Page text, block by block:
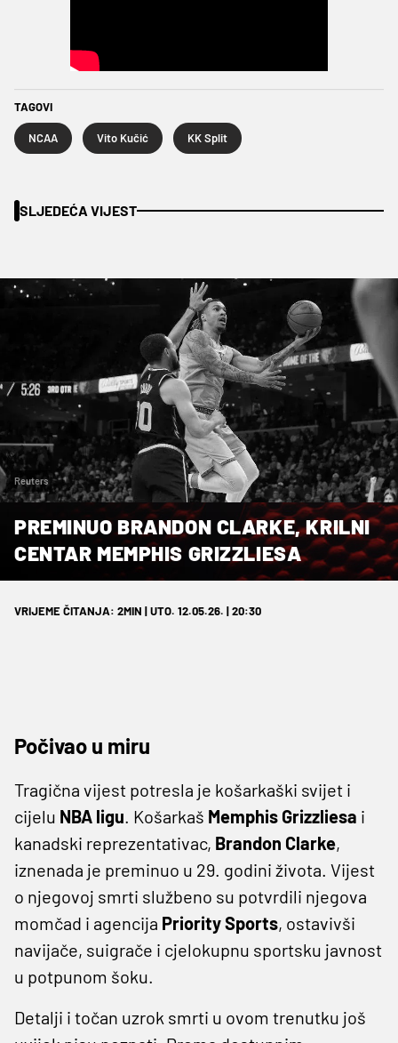
TAGOVI
NCAA Vito Kučić KK Split
SLJEDEĆA VIJEST
Reuters
PREMINUO BRANDON CLARKE, KRILNI
CENTAR MEMPHIS GRIZZLIESA
VRIJEME ČITANJA: 2MIN | UTO. 12.05.26. | 20:30
Počivao u miru
Tragična vijest potresla je košarkaški svijet i
cijelu NBA ligu. Košarkaš Memphis Grizzliesa i
kanadski reprezentativac, Brandon Clarke,
iznenada je preminuo u 29. godini života. Vijest
o njegovoj smrti službeno su potvrdili njegova
momčad i agencija Priority Sports, ostavivši
navijače, suigrače i cjelokupnu sportsku javnost
u potpunom šoku.
Detalji i točan uzrok smrti u ovom trenutku još